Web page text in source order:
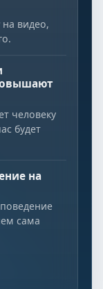
на видео,
человеку
будет
на
сама